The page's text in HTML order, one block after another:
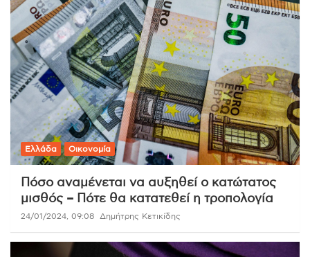
Ελλάδα Οικονομία
Πόσο αναμένεται να αυξηθεί ο κατώτατος
μισθός – Πότε θα κατατεθεί η τροπολογία
24/01/2024, 09:08 Δημήτρης Κετικίδης